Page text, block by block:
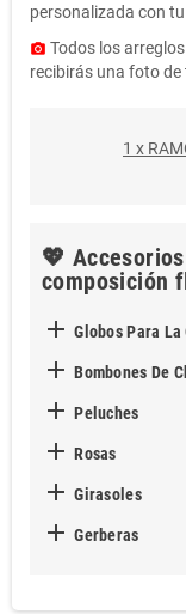
personalizada con
photo_camera Todos los
recibirás una foto
1 x
💖
composición
 Globos Para La
 Bombones De
 Peluches
 Rosas
 Girasoles
 Gerberas